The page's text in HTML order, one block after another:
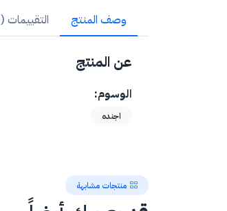
وصف المنتج التقييمات (0)
عن المنتج
الوسوم:
اجنده
منتجات مشابهة